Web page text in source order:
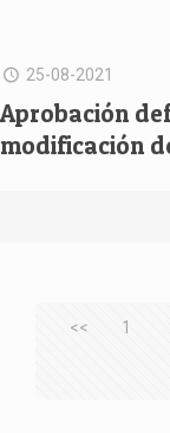
25-08-2021
Aprobación
modificación
<< 1